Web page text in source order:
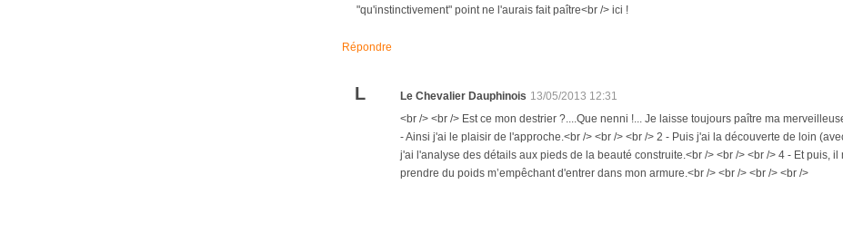
"qu'instinctivement" point ne l'aurais fait paître<br /> ici !
Répondre
L Le Chevalier Dauphinois 13/05/2013 12:31
<br /> <br /> Est ce mon destrier ?....Que nenni !... Je laisse toujours paître ma
- Ainsi j'ai le plaisir de l'approche.<br /> <br /> <br /> 2 - Puis j'ai la découverte de loin
j'ai l'analyse des détails aux pieds de la beauté construite.<br /> <br /> <br /> 4 - Et puis,
prendre du poids m’empêchant d'entrer dans mon armure.<br /> <br /> <br /> <br />